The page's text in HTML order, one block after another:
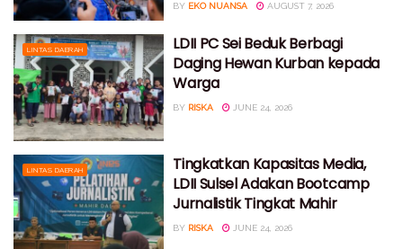
BY EKO NUANSA AUGUST 7, 2026
LINTAS DAERAH
LDII PC Sei Beduk Berbagi
Daging Hewan Kurban kepada
Warga
BY RISKA JUNE 24, 2026
LINTAS DAERAH
Tingkatkan Kapasitas Media,
LDII Sulsel Adakan Bootcamp
Jurnalistik Tingkat Mahir
BY RISKA JUNE 24, 2026